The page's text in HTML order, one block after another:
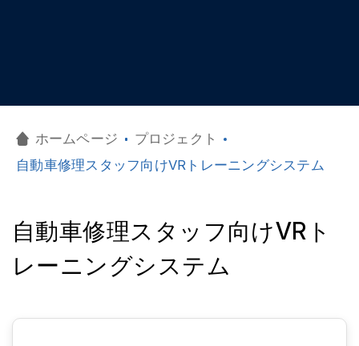
ホームページ
プロジェクト
自動車修理スタッフ向けVRトレーニングシステム
自動車修理スタッフ向けVRト
レーニングシステム